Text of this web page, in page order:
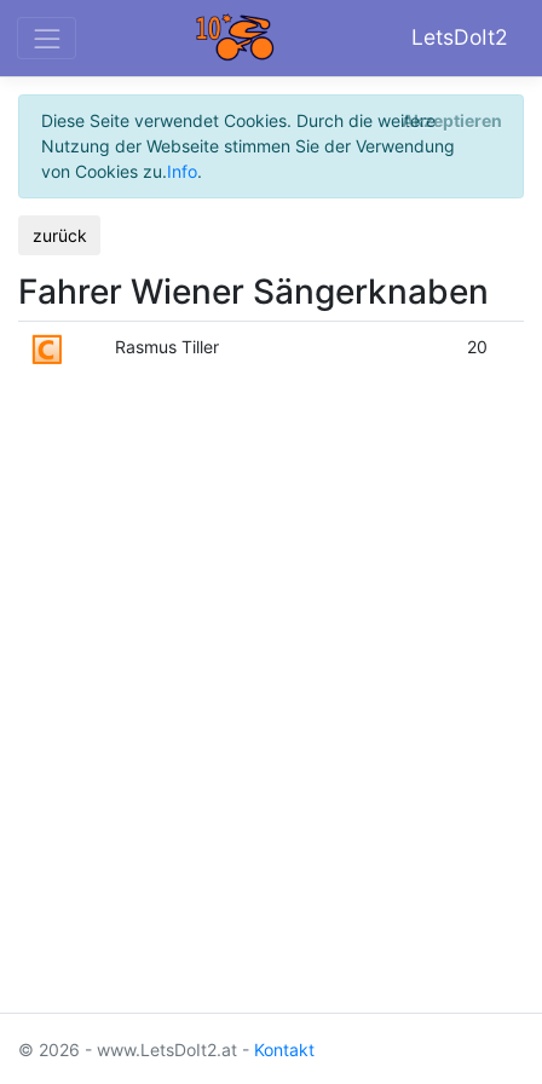
LetsDoIt2
Diese Seite verwendet Cookies. Durch die weitere
Nutzung der Webseite stimmen Sie der Verwendung
von Cookies zu.Info.
Akzeptieren
zurück
Fahrer Wiener Sängerknaben
Rasmus Tiller 20
© 2026 - www.LetsDoIt2.at - Kontakt